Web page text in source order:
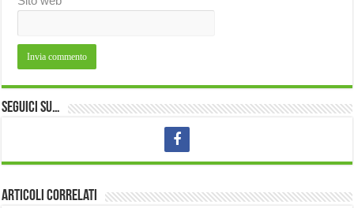
Seguici su…
Articoli correlati